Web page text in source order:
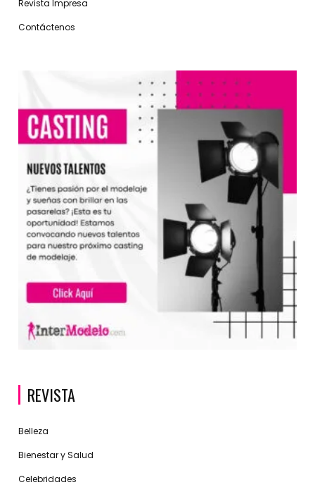
Revista Impresa
Contáctenos
REVISTA
Belleza
Bienestar y Salud
Celebridades